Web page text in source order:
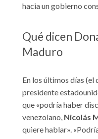
hacia un gobierno
Qué dicen
Maduro
En los últimos días
presidente
que «podría haber
venezolano, Nicolás
quiere hablar».